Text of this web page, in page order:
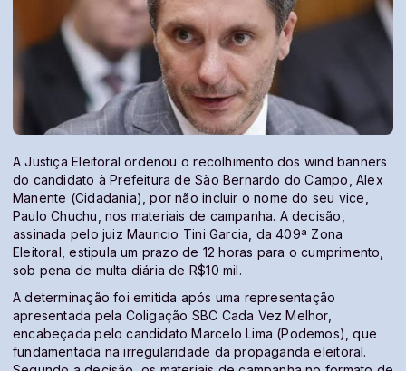
A Justiça Eleitoral ordenou o recolhimento dos wind banners
do candidato à Prefeitura de São Bernardo do Campo, Alex
Manente (Cidadania), por não incluir o nome do seu vice,
Paulo Chuchu, nos materiais de campanha. A decisão,
assinada pelo juiz Mauricio Tini Garcia, da 409ª Zona
Eleitoral, estipula um prazo de 12 horas para o cumprimento,
sob pena de multa diária de R$10 mil.
A determinação foi emitida após uma representação
apresentada pela Coligação SBC Cada Vez Melhor,
encabeçada pelo candidato Marcelo Lima (Podemos), que
fundamentada na irregularidade da propaganda eleitoral.